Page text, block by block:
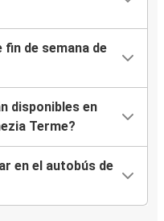
fin de semana de
disponibles en
Terme?
en el autobús de